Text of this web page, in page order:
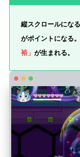
縦スクロールにな
がポイントになる
裕」が生まれる。